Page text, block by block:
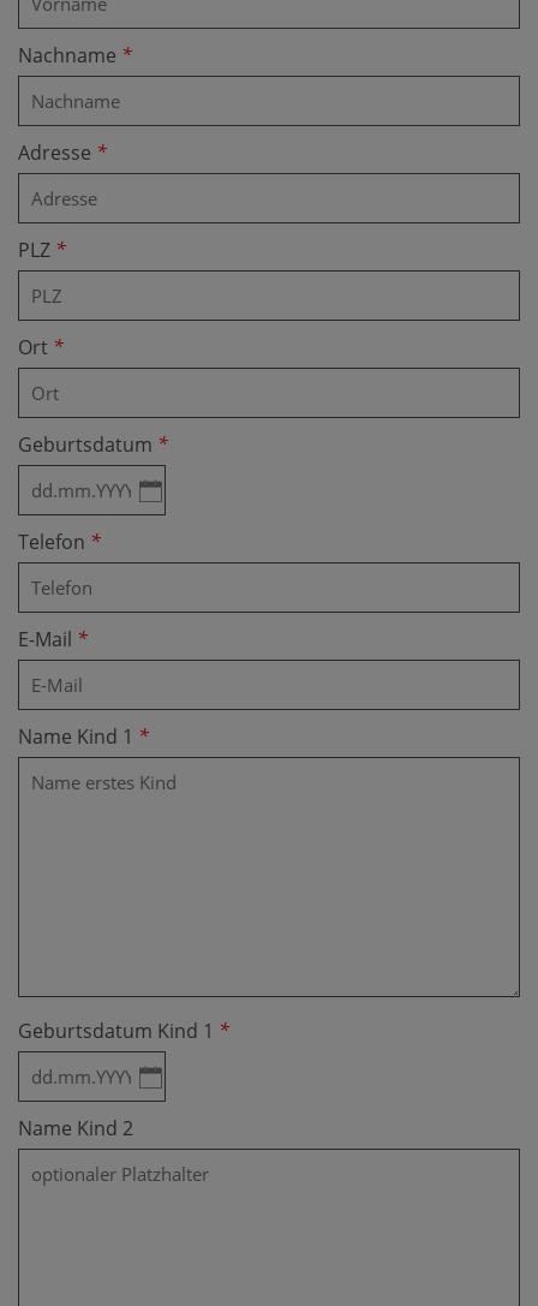
Nachname *
Adresse *
PLZ *
Ort *
Geburtsdatum *
Telefon *
E-Mail *
Name Kind 1 *
Geburtsdatum Kind 1 *
Name Kind 2